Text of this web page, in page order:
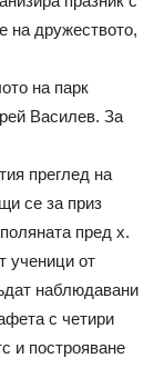
на дружеството,
на парк
Василев. За
преглед на
се за приз
пред х.
ученици от
наблюдавани
с четири
и построяване